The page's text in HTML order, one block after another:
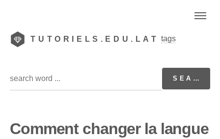
TUTORIELS.EDU.LAT tags
Comment changer la langue